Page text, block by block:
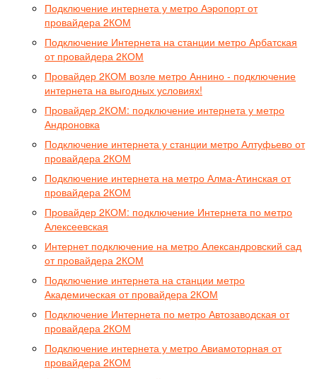
Подключение интернета у метро Аэропорт от
провайдера 2КОМ
Подключение Интернета на станции метро Арбатская
от провайдера 2КОМ
Провайдер 2КОМ возле метро Аннино - подключение
интернета на выгодных условиях!
Провайдер 2КОМ: подключение интернета у метро
Андроновка
Подключение интернета у станции метро Алтуфьево от
провайдера 2КОМ
Подключение интернета на метро Алма-Атинская от
провайдера 2КОМ
Провайдер 2КОМ: подключение Интернета по метро
Алексеевская
Интернет подключение на метро Александровский сад
от провайдера 2КОМ
Подключение интернета на станции метро
Академическая от провайдера 2КОМ
Подключение Интернета по метро Автозаводская от
провайдера 2КОМ
Подключение интернета у метро Авиамоторная от
провайдера 2КОМ